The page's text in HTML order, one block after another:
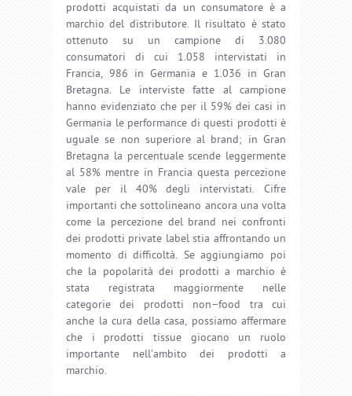
prodotti acquistati da un consumatore è a
marchio del distributore. Il risultato è stato
ottenuto su un campione di 3.080
consumatori di cui 1.058 intervistati in
Francia, 986 in Germania e 1.036 in Gran
Bretagna. Le interviste fatte al campione
hanno evidenziato che per il 59% dei casi in
Germania le performance di questi prodotti è
uguale se non superiore al brand; in Gran
Bretagna la percentuale scende leggermente
al 58% mentre in Francia questa percezione
vale per il 40% degli intervistati. Cifre
importanti che sottolineano ancora una volta
come la percezione del brand nei confronti
dei prodotti private label stia affrontando un
momento di difficoltà. Se aggiungiamo poi
che la popolarità dei prodotti a marchio è
stata registrata maggiormente nelle
categorie dei prodotti non–food tra cui
anche la cura della casa, possiamo affermare
che i prodotti tissue giocano un ruolo
importante nell’ambito dei prodotti a
marchio.